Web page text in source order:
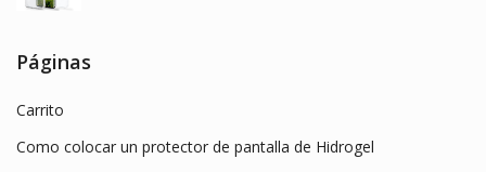
Páginas
Carrito
Como colocar un protector de pantalla de Hidrogel